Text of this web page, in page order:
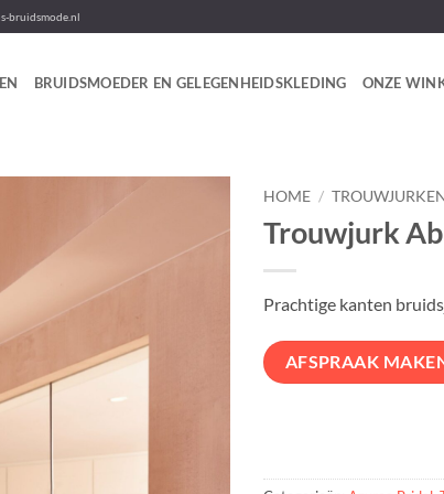
bruidsmode.nl
BRUIDSMOEDER EN GELEGENHEIDSKLEDING ONZE
HOME /
Trouwjurk
Prachtige kanten
AFSPRAAK